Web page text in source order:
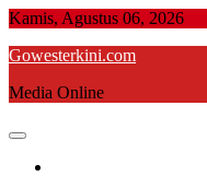
Skip
content
Kamis, Agustus 06, 2026
Gowesterkini.com
Media Online